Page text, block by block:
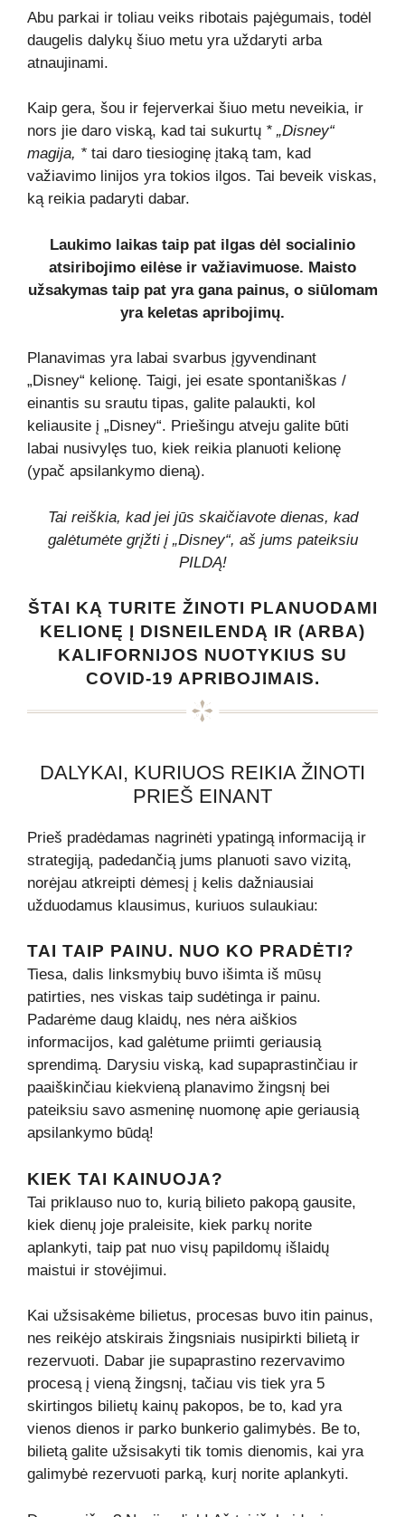
Abu parkai ir toliau veiks ribotais pajėgumais, todėl
daugelis dalykų šiuo metu yra uždaryti arba
atnaujinami.
Kaip gera, šou ir fejerverkai šiuo metu neveikia, ir
nors jie daro viską, kad tai sukurtų * „Disney“
magija, * tai daro tiesioginę įtaką tam, kad
važiavimo linijos yra tokios ilgos. Tai beveik viskas,
ką reikia padaryti dabar.
Laukimo laikas taip pat ilgas dėl socialinio
atsiribojimo eilėse ir važiavimuose. Maisto
užsakymas taip pat yra gana painus, o siūlomam
yra keletas apribojimų.
Planavimas yra labai svarbus įgyvendinant
„Disney“ kelionę. Taigi, jei esate spontaniškas /
einantis su srautu tipas, galite palaukti, kol
keliausite į „Disney“. Priešingu atveju galite būti
labai nusivylęs tuo, kiek reikia planuoti kelionę
(ypač apsilankymo dieną).
Tai reiškia, kad jei jūs skaičiavote dienas, kad
galėtumėte grįžti į „Disney“, aš jums pateiksiu
PILDĄ!
ŠTAI KĄ TURITE ŽINOTI PLANUODAMI
KELIONĘ Į DISNEILENDĄ IR (ARBA)
KALIFORNIJOS NUOTYKIUS SU
COVID-19 APRIBOJIMAIS.
DALYKAI, KURIUOS REIKIA ŽINOTI
PRIEŠ EINANT
Prieš pradėdamas nagrinėti ypatingą informaciją ir
strategiją, padedančią jums planuoti savo vizitą,
norėjau atkreipti dėmesį į kelis dažniausiai
užduodamus klausimus, kuriuos sulaukiau:
TAI TAIP PAINU. NUO KO PRADĖTI?
Tiesa, dalis linksmybių buvo išimta iš mūsų
patirties, nes viskas taip sudėtinga ir painu.
Padarėme daug klaidų, nes nėra aiškios
informacijos, kad galėtume priimti geriausią
sprendimą. Darysiu viską, kad supaprastinčiau ir
paaiškinčiau kiekvieną planavimo žingsnį bei
pateiksiu savo asmeninę nuomonę apie geriausią
apsilankymo būdą!
KIEK TAI KAINUOJA?
Tai priklauso nuo to, kurią bilieto pakopą gausite,
kiek dienų joje praleisite, kiek parkų norite
aplankyti, taip pat nuo visų papildomų išlaidų
maistui ir stovėjimui.
Kai užsisakėme bilietus, procesas buvo itin painus,
nes reikėjo atskirais žingsniais nusipirkti bilietą ir
rezervuoti. Dabar jie supaprastino rezervavimo
procesą į vieną žingsnį, tačiau vis tiek yra 5
skirtingos bilietų kainų pakopos, be to, kad yra
vienos dienos ir parko bunkerio galimybės. Be to,
bilietą galite užsisakyti tik tomis dienomis, kai yra
galimybė rezervuoti parką, kurį norite aplankyti.